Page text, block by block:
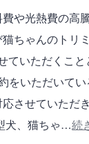
や光熱費の高
ちゃんのトリ
ていただくこ
をいただいてい
させていただ
犬、猫ちゃ…続